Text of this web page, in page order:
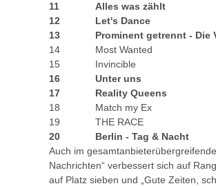
11
Alles was zählt
12
Let's Dance
13
Prominent getrennt - Die
14
Most Wanted
15
Invincible
16
Unter uns
17
Reality Queens
18
Match my Ex
19
THE RACE
20
Berlin - Tag & Nacht
Auch im
Nachrichten“ verbessert sich auf
auf Platz sieben und „Gute Zeiten,